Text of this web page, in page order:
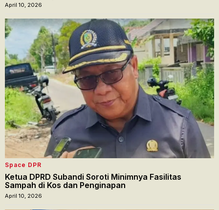
April 10, 2026
Space DPR
Ketua DPRD Subandi Soroti Minimnya Fasilitas
Sampah di Kos dan Penginapan
April 10, 2026